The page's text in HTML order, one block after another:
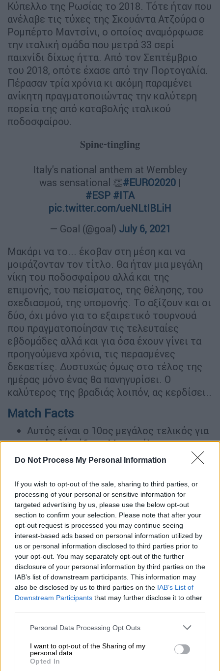
Do Not Process My Personal Information
If you wish to opt-out of the sale, sharing to third parties, or
processing of your personal or sensitive information for
targeted advertising by us, please use the below opt-out
section to confirm your selection. Please note that after your
opt-out request is processed you may continue seeing
interest-based ads based on personal information utilized by
us or personal information disclosed to third parties prior to
your opt-out. You may separately opt-out of the further
disclosure of your personal information by third parties on the
IAB’s list of downstream participants. This information may
also be disclosed by us to third parties on the IAB’s List of
Downstream Participants that may further disclose it to other
Please note that this website/app uses one or more Google
not limited to your visit or usage behaviour. You may click to
grant or deny consent to Google and its third-party tags to
use your data for below specified purposes in below Google
Personal Data Processing Opt Outs
I want to opt-out of the Sharing of my
personal data.
Opted In
Κύπελλο της Ρωσίας το 2018. Τότε ήταν που
ανέλαβε τις τύχες της Σκουάντα Ατζούρα ο
Ρομπέρτο Μαντσίνι, ο οποίος αναμόρφωσε
την ιταλική ομάδα που μετρά 33 σερί
παιχνίδι δίχως ήττα. Από τον Σεπτέμβριο
του 2018, οπότε έχασε από την Πορτογαλία.
Πέρασαν τρία χρόνια κι ακόμη παραμένει
ανίκητη πραγματοποιώντας την καλύτερη
πορεία της από καταβολής ιταλικού
ποδοσφαίρου.
𝐒𝐩𝐢𝐧𝐞-𝐭𝐢𝐧𝐠𝐥𝐢𝐧𝐠
Italy's national anthem at Wembley
was sensational 👏#EURO2020|
#ESP #ITA
pic.twitter.com/ueNLtIBLiH
— Goal (@goal) July 6, 2021
Μακάρι να το... έκοβαν στη μέση και να
μοιράζονταν τον τίτλο. Θα ήταν μια μεγάλη
νίκη του ποδοσφαίρου αλλά και της
επιμονής, του πείσματος, της θέλησης, του
σχεδιασμού, της υπομονής. Το αξίζουν και οι
δύο, όχι μόνο για το εξαιρετικό τουρνουά
που πραγματοποίησαν τις τελευταίες
εβδομάδες αλλά και για όσα έχουν γίνει τα
προηγούμενα χρόνια, τις περασμένες
δεκαετίες. Δυστυχώς όμως στο τέλος της
ημέρας μόνο ένας θα πανηγυρίσει. Ο
καλύτερος της βραδιάς λοιπόν, ας κερδίσει..
Match Facts
Αυτός είναι ο 10ος μεγάλος τελικός για
τηνΙταλία, έξι σε Μουντιάλ και
τέσσερις σεEuro. Μόνο ηΓερμανία
με
Ευρώπη. Οι Ατζούρι κέρδισαν τον
τελικό του '68 στο Euro αλλά ηττήθηκαν
σε δύο σερί απόΓαλλίακαιΙσπανίατο
2000 και το 2012.
Για πρώτη φορά δίνει το παρών σε
τελικό EuroηΑγγλίαπου έχει μόλις μία
παρουσία σε τελικό μεγάλου τουρνουά
πριν από 55 χρόνια. Στο στάδιο
Γουέμπλεϊτο 1966 νίκησε τηΓερμανία
και κατέκτησε τοΠαγκόσμιο Κύπελλο.
Είναι το μεγαλύτερο διάστημα που
χωρίζει μια ευρωπαϊκή χώρα μεταξύ δύο
μεγάλων τελικών.
ΗΑγγλίαγίνεται η 13η ευρωπαϊκή χώρα
που συμμετέχει σε τελικό